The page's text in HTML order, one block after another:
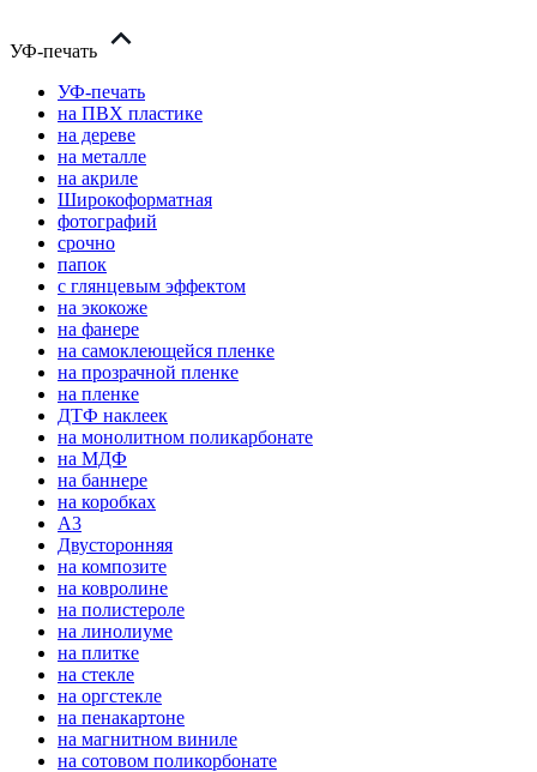
УФ-печать
УФ-печать
на ПВХ пластике
на дереве
на металле
на акриле
Широкоформатная
фотографий
срочно
папок
с глянцевым эффектом
на экокоже
на фанере
на самоклеющейся пленке
на прозрачной пленке
на пленке
ДТФ наклеек
на монолитном поликарбонате
на МДФ
на баннере
на коробках
А3
Двусторонняя
на композите
на ковролине
на полистероле
на линолиуме
на плитке
на стекле
на оргстекле
на пенакартоне
на магнитном виниле
на сотовом поликорбонате